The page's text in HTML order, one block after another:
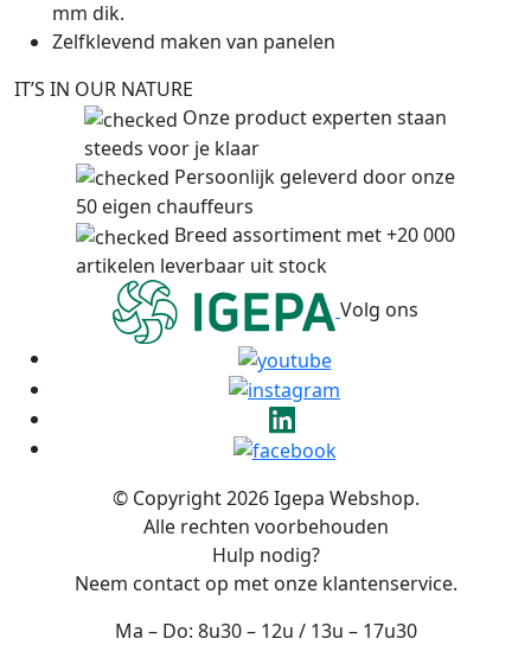
mm dik.
Zelfklevend maken van panelen
IT’S IN OUR NATURE
Onze product experten staan
steeds voor je klaar
Persoonlijk geleverd door onze
50 eigen chauffeurs
Breed assortiment met +20 000
artikelen leverbaar uit stock
Volg ons
© Copyright 2026 Igepa Webshop.
Alle rechten voorbehouden
Hulp nodig?
Neem contact op met onze klantenservice.
Ma – Do: 8u30 – 12u / 13u – 17u30